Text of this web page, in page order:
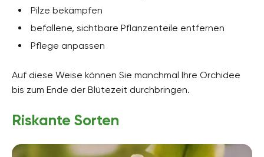
Pilze bekämpfen
befallene, sichtbare Pflanzenteile entfernen
Pflege anpassen
Auf diese Weise können Sie manchmal Ihre Orchidee
bis zum Ende der Blütezeit durchbringen.
Riskante Sorten